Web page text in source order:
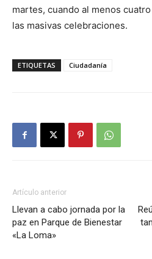
martes, cuando al menos
las masivas celebraciones.
ETIQUETAS Ciudadanía
Artículo anterior
Llevan a cabo jornada por la
paz en Parque de Bienestar
«La Loma»